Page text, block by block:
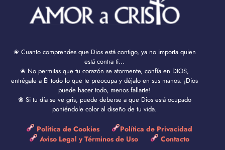
❀ Cuanto comprendes que Dios está contigo, ya no importa quien
está contra ti...
❀ No permitas que tu corazón se atormente, confía en DIOS,
entrégale a Él todo lo que te preocupa y déjalo en sus manos. ¡Dios
puede hacer todo, menos fallarte!
❀ Si tu día se ve gris, puede deberse a que Dios está ocupado
poniéndole color al diseño de tu vida.
Política de Cookies
Política de Privacidad
Aviso Legal y Términos de Uso
Contacto